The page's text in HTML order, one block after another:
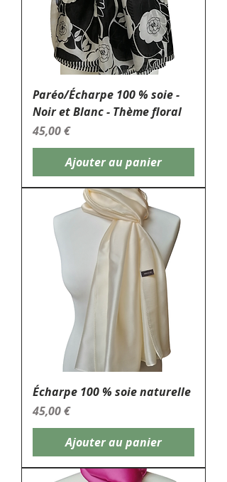
Paréo/Écharpe 100 % soie -
Noir et Blanc - Thème floral
Prix
45,00 €
Ajouter au panier
Écharpe 100 % soie naturelle
Prix
45,00 €
Ajouter au panier